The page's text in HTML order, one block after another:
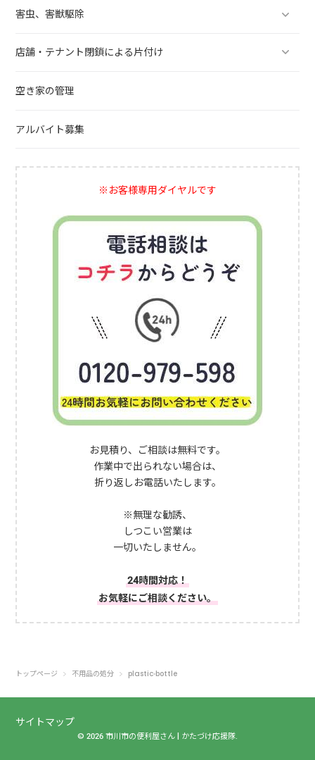
害虫、害獣駆除
店舗・テナント閉鎖による片付け
空き家の管理
アルバイト募集
※お客様専用ダイヤルです
お見積り、ご相談は無料です。
作業中で出られない場合は、
折り返しお電話いたします。
※無理な勧誘、
しつこい営業は
一切いたしません。
24時間対応！
お気軽にご相談ください。
トップページ 不用品の処分 plastic-bottle
サイトマップ
© 2026 市川市の便利屋さん | かたづけ応援隊.